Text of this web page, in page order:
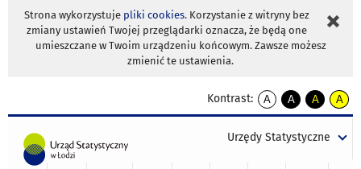
Strona wykorzystuje pliki cookies. Korzystanie z witryny bez
zmiany ustawień Twojej przeglądarki oznacza, że będą one
umieszczane w Twoim urządzeniu końcowym. Zawsze możesz
zmienić te ustawienia.
Kontrast:
A
kontrast
A
kontrast
tekst
czarnym
A
kontrast
tekst
czarnym
A
tekst
żółtym
Urzędy Statystyczne